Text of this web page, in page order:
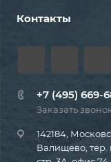
Контакты
+7 (495) 669-
Заказать
142184,
Валищево,